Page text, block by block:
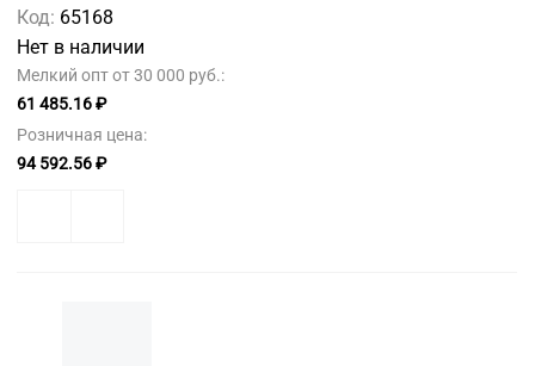
Код: 65168
Нет в наличии
Мелкий опт от 30 000 руб.:
61 485.16 ₽
Розничная цена:
94 592.56 ₽